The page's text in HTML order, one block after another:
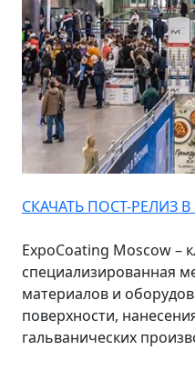
СКАЧАТЬ ПОСТ-РЕЛИЗ
ExpoCoating Moscow –
специализированная
материалов и
поверхности,
гальванических